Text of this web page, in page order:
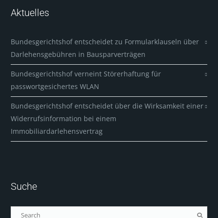
Aktuelles
Bundesgerichtshof entscheidet zu Formularklauseln über
Darlehensgebühren in Bausparverträgen
Bundesgerichtshof verneint Störerhaftung für
passwortgesichertes WLAN
Bundesgerichtshof entscheidet über die Wirksamkeit einer
Widerrufsinformation bei einem
Immobiliardarlehensvertrag
Suche